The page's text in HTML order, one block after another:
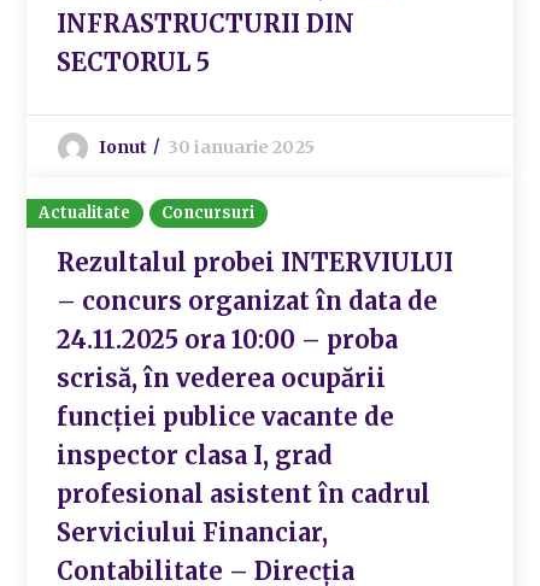
INFRASTRUCTURII DIN
SECTORUL 5
Ionut 30 ianuarie 2025
Actualitate Concursuri
Rezultalul probei INTERVIULUI
– concurs organizat în data de
24.11.2025 ora 10:00 – proba
scrisă, în vederea ocupării
funcției publice vacante de
inspector clasa I, grad
profesional asistent în cadrul
Serviciului Financiar,
Contabilitate – Direcția